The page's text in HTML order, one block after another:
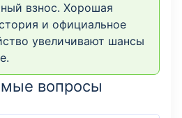
взнос. Хорошая
и официальное
увеличивают шансы
вопросы